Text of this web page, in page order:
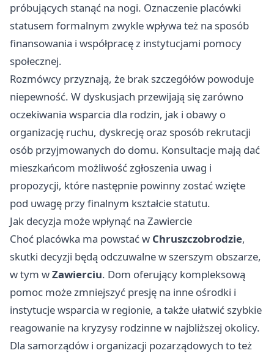
próbujących stanąć na nogi. Oznaczenie placówki
statusem formalnym zwykle wpływa też na sposób
finansowania i współpracę z instytucjami pomocy
społecznej.
Rozmówcy przyznają, że brak szczegółów powoduje
niepewność. W dyskusjach przewijają się zarówno
oczekiwania wsparcia dla rodzin, jak i obawy o
organizację ruchu, dyskrecję oraz sposób rekrutacji
osób przyjmowanych do domu. Konsultacje mają dać
mieszkańcom możliwość zgłoszenia uwag i
propozycji, które następnie powinny zostać wzięte
pod uwagę przy finalnym kształcie statutu.
Jak decyzja może wpłynąć na Zawiercie
Choć placówka ma powstać w Chruszczobrodzie,
skutki decyzji będą odczuwalne w szerszym obszarze,
w tym wZawierciu. Dom oferujący kompleksową
pomoc może zmniejszyć presję na inne ośrodki i
instytucje wsparcia w regionie, a także ułatwić szybkie
reagowanie na kryzysy rodzinne w najbliższej okolicy.
Dla samorządów i organizacji pozarządowych to też